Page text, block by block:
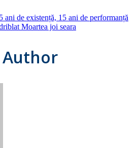
ani de existență, 15 ani de performanță
Moartea joi seara